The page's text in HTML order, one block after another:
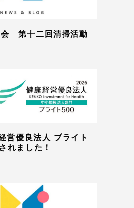
第十二回清掃活動
営優良法人 ブライト
れました！